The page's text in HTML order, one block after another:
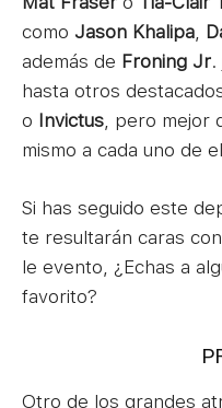
como Jason Khalipa,
además de Froning Jr.
hasta otros
o Invictus, pero mejor
mismo a cada uno de
Si has seguido este
te resultarán caras
le evento, ¿Echas a
favorito?
Otro de los grandes